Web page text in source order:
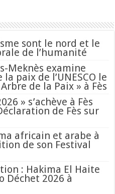
sont le nord et le
de l’humanité
Meknès examine
paix de l’UNESCO le
de la Paix » à Fès
» s’achève à Fès
de Fès sur
africain et arabe à
de son Festival
: Hakima El Haite
Déchet 2026 à